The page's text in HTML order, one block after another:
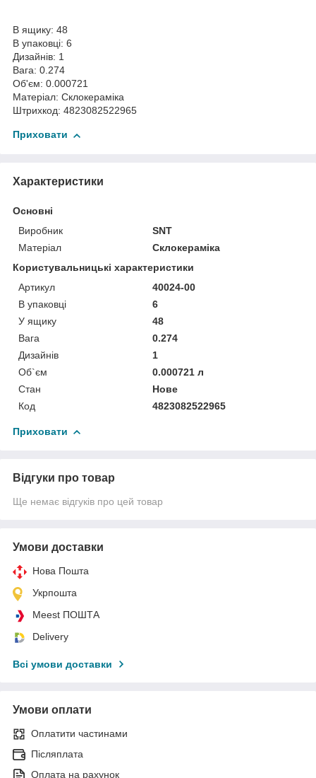
В ящику: 48
В упаковці: 6
Дизайнів: 1
Вага: 0.274
Об'єм: 0.000721
Матеріал: Склокераміка
Штрихкод: 4823082522965
Приховати
Характеристики
Основні
Виробник
SNT
Матеріал
Склокераміка
Користувальницькі характеристики
Артикул
40024-00
В упаковці
6
У ящику
48
Вага
0.274
Дизайнів
1
Об`єм
0.000721 л
Стан
Нове
Код
4823082522965
Приховати
Відгуки про товар
Ще немає відгуків про цей товар
Умови доставки
Нова Пошта
Укрпошта
Meest ПОШТА
Delivery
Всі умови доставки
Умови оплати
Оплатити частинами
Післяплата
Оплата на рахунок